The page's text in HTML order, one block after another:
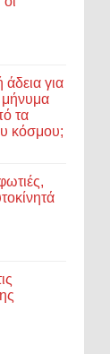
για
μήνυμα
τα
κόσμου;